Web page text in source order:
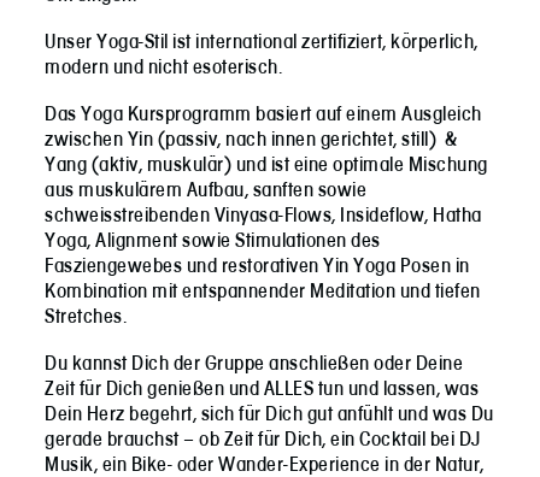
Unser Yoga-Stil ist international zertifiziert, körperlich,
modern und nicht esoterisch.
Das Yoga Kursprogramm basiert auf einem Ausgleich
zwischen Yin (passiv, nach innen gerichtet, still) &
Yang (aktiv, muskulär) und ist eine optimale Mischung
aus muskulärem Aufbau, sanften sowie
schweisstreibenden Vinyasa-Flows, Insideflow, Hatha
Yoga, Alignment sowie Stimulationen des
Fasziengewebes und restorativen Yin Yoga Posen in
Kombination mit entspannender Meditation und tiefen
Stretches.
Du kannst Dich der Gruppe anschließen oder Deine
Zeit für Dich genießen und ALLES tun und lassen, was
Dein Herz begehrt, sich für Dich gut anfühlt und was Du
gerade brauchst – ob Zeit für Dich, ein Cocktail bei DJ
Musik, ein Bike- oder Wander-Experience in der Natur,